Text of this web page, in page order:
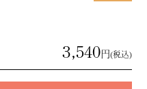
3,540円(税込)